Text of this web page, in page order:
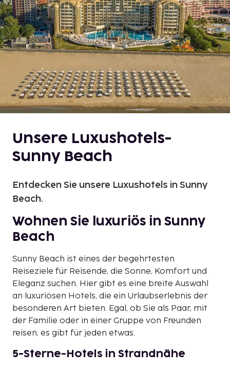
Unsere Luxushotels-
Sunny Beach
Entdecken Sie unsere Luxushotels in Sunny
Beach.
Wohnen Sie luxuriös in Sunny
Beach
Sunny Beach ist eines der begehrtesten
Reiseziele für Reisende, die Sonne, Komfort und
Eleganz suchen. Hier gibt es eine breite Auswahl
an luxuriösen Hotels, die ein Urlaubserlebnis der
besonderen Art bieten. Egal, ob Sie als Paar, mit
der Familie oder in einer Gruppe von Freunden
reisen, es gibt für jeden etwas.
5-Sterne-Hotels in Strandnähe